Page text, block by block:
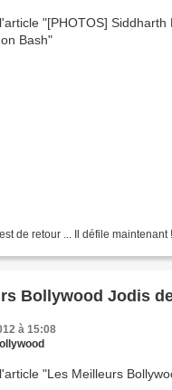
de retour ... Il défile maintenant !
Bollywood Jodis
à 15:08